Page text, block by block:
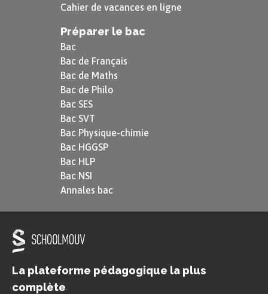
Cahier de vacances en ligne
Préparer le bac
Bac
Bac de Français
Bac de Maths
Bac de Philo
Bac SES
Bac SVT
Bac Physique-chimie
Bac HGGSP
Bac HLP
Bac NSI
Annales bac
La plateforme pédagogique la plus
complète